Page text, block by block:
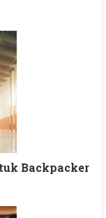
Backpacker